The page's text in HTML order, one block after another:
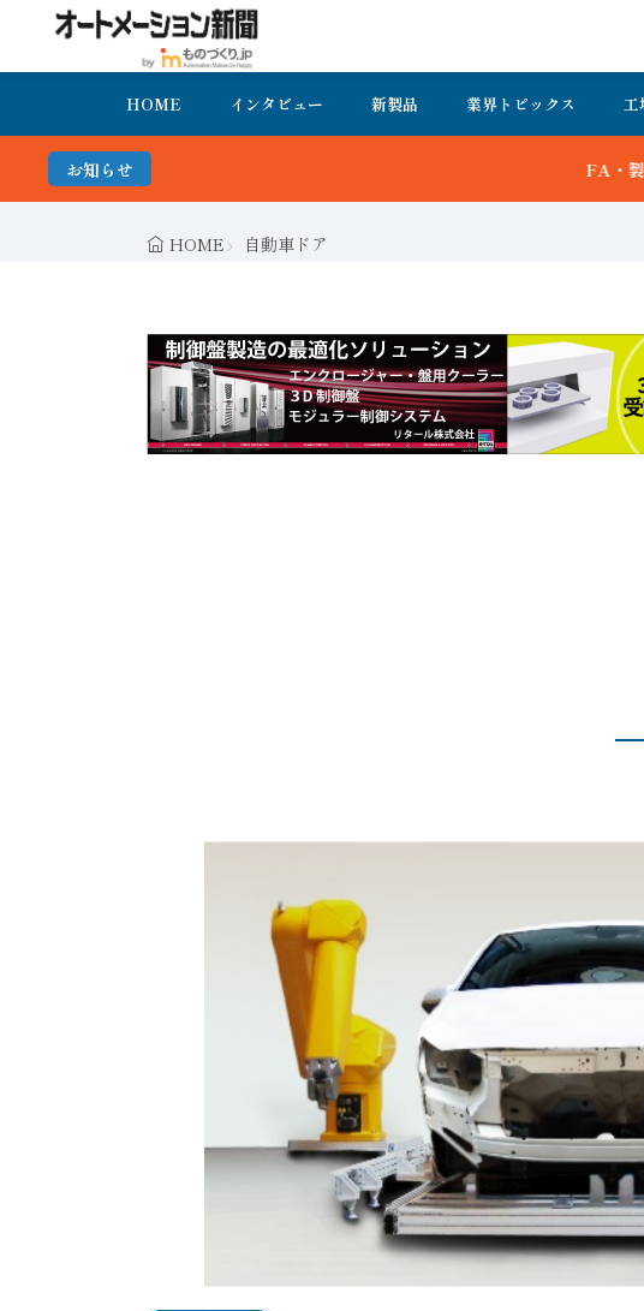
HOME インタビュー 新製品 業界トピックス 工
お知らせ FA・製造業界の最新動向がま
HOME 自動車ドア